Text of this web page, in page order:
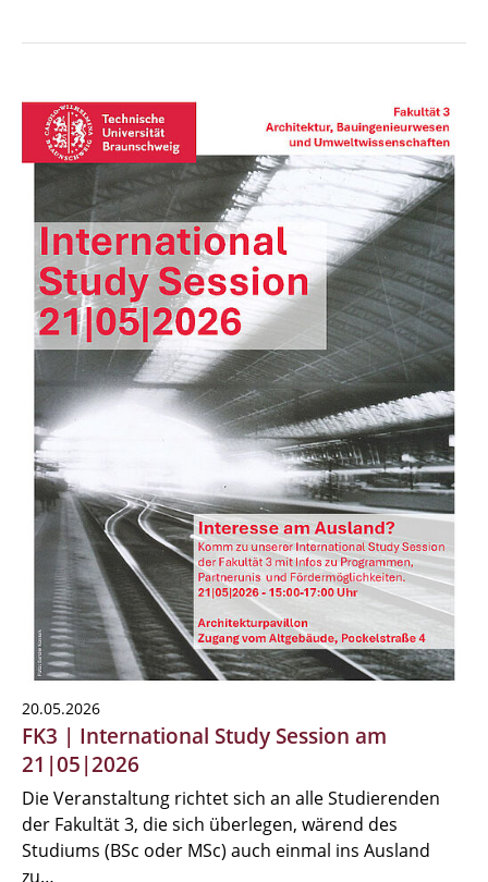
20.05.2026
FK3 | International Study Session am
21|05|2026
Die Veranstaltung richtet sich an alle Studierenden
der Fakultät 3, die sich überlegen, wärend des
Studiums (BSc oder MSc) auch einmal ins Ausland
zu…